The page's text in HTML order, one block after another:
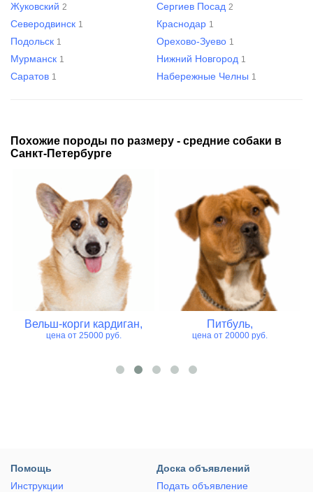
Жуковский 2 Сергиев Посад 2
Северодвинск 1 Краснодар 1
Подольск 1 Орехово-Зуево 1
Мурманск 1 Нижний Новгород 1
Саратов 1 Набережные Челны 1
Похожие породы по размеру - средние собаки в
Санкт-Петербурге
Вельш-корги кардиган,
цена от 25000 руб.
Питбуль,
цена от 20000 руб.
Помощь
Инструкции
Доска объявлений
Подать объявление